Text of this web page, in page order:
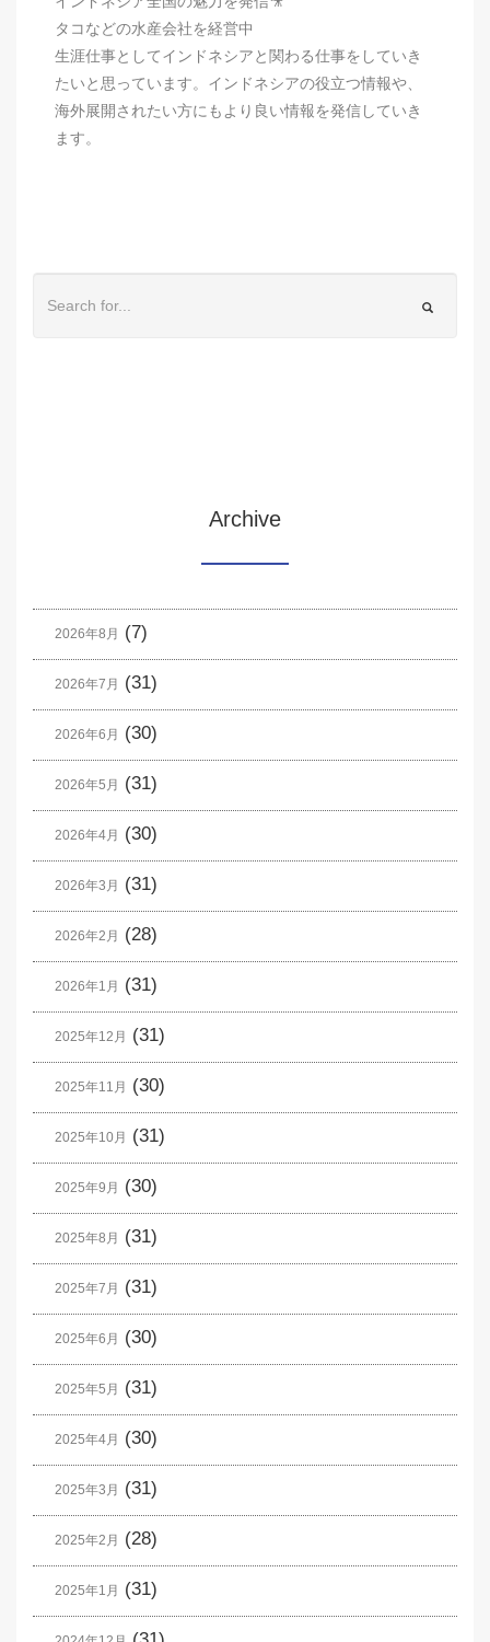
タコなどの水産会社を経営中
生涯仕事としてインドネシアと関わる仕事をしていき
たいと思っています。インドネシアの役立つ情報や、
海外展開されたい方にもより良い情報を発信していき
ます。
Archive
2026年8月 (7)
2026年7月 (31)
2026年6月 (30)
2026年5月 (31)
2026年4月 (30)
2026年3月 (31)
2026年2月 (28)
2026年1月 (31)
2025年12月 (31)
2025年11月 (30)
2025年10月 (31)
2025年9月 (30)
2025年8月 (31)
2025年7月 (31)
2025年6月 (30)
2025年5月 (31)
2025年4月 (30)
2025年3月 (31)
2025年2月 (28)
2025年1月 (31)